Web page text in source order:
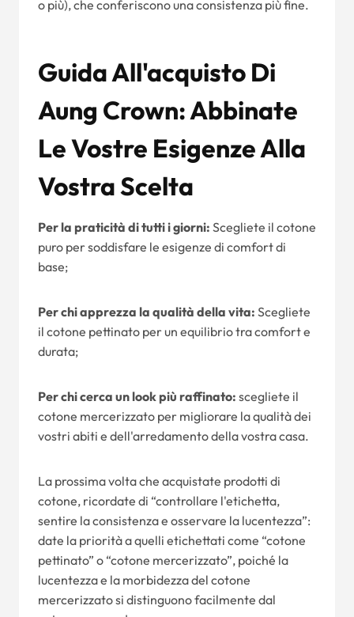
o più), che conferiscono una consistenza più fine.
Guida All'acquisto Di
Aung Crown: Abbinate
Le Vostre Esigenze Alla
Vostra Scelta
Per la praticità di tutti i giorni: Scegliete il cotone
puro per soddisfare le esigenze di comfort di
base;
Per chi apprezza la qualità della vita: Scegliete
il cotone pettinato per un equilibrio tra comfort e
durata;
Per chi cerca un look più raffinato: scegliete il
cotone mercerizzato per migliorare la qualità dei
vostri abiti e dell'arredamento della vostra casa.
La prossima volta che acquistate prodotti di
cotone, ricordate di “controllare l'etichetta,
sentire la consistenza e osservare la lucentezza”:
date la priorità a quelli etichettati come “cotone
pettinato” o “cotone mercerizzato”, poiché la
lucentezza e la morbidezza del cotone
mercerizzato si distinguono facilmente dal